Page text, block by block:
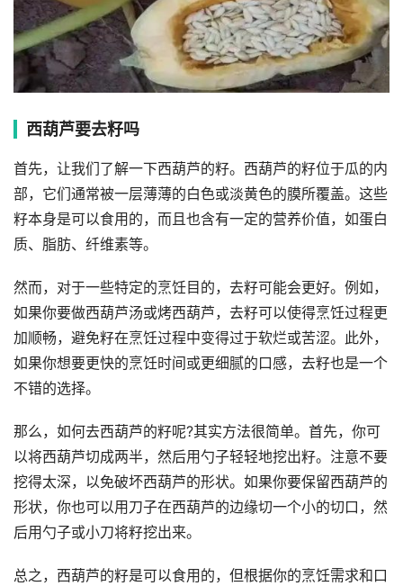
西葫芦要去籽吗
首先，让我们了解一下西葫芦的籽。西葫芦的籽位于瓜的内
部，它们通常被一层薄薄的白色或淡黄色的膜所覆盖。这些
籽本身是可以食用的，而且也含有一定的营养价值，如蛋白
质、脂肪、纤维素等。
然而，对于一些特定的烹饪目的，去籽可能会更好。例如，
如果你要做西葫芦汤或烤西葫芦，去籽可以使得烹饪过程更
加顺畅，避免籽在烹饪过程中变得过于软烂或苦涩。此外，
如果你想要更快的烹饪时间或更细腻的口感，去籽也是一个
不错的选择。
那么，如何去西葫芦的籽呢?其实方法很简单。首先，你可
以将西葫芦切成两半，然后用勺子轻轻地挖出籽。注意不要
挖得太深，以免破坏西葫芦的形状。如果你要保留西葫芦的
形状，你也可以用刀子在西葫芦的边缘切一个小的切口，然
后用勺子或小刀将籽挖出来。
总之，西葫芦的籽是可以食用的，但根据你的烹饪需求和口